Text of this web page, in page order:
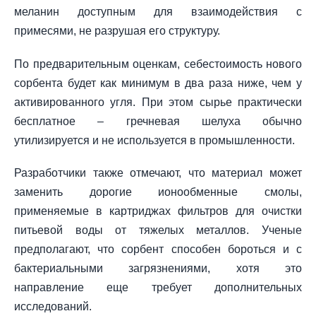
меланин доступным для взаимодействия с
примесями, не разрушая его структуру.
По предварительным оценкам, себестоимость нового
сорбента будет как минимум в два раза ниже, чем у
активированного угля. При этом сырье практически
бесплатное – гречневая шелуха обычно
утилизируется и не используется в промышленности.
Разработчики также отмечают, что материал может
заменить дорогие ионообменные смолы,
применяемые в картриджах фильтров для очистки
питьевой воды от тяжелых металлов. Ученые
предполагают, что сорбент способен бороться и с
бактериальными загрязнениями, хотя это
направление еще требует дополнительных
исследований.